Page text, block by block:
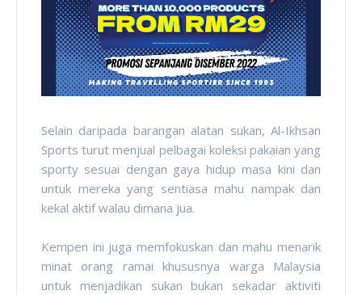
Selain daripada barangan alatan sukan, Al-Ikhsan
Sports turut menjual pelbagai koleksi pakaian yang
sporty sesuai dengan gaya hidup masa kini dan
untuk mereka yang sentiasa mahu nampak dan
kekal aktif walau dimana jua.
Kempen ini juga memfokuskan dan mahu menarik
minat orang ramai khususnya warga Malaysia
untuk menjadikan sukan bukan sekadar aktiviti